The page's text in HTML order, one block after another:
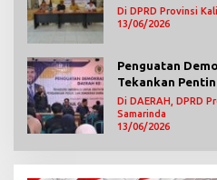
Mengawasi
Di DPRD Provinsi
13/06/2026
Penguatan
Tekankan
Di DAERAH, DPRD
Samarinda
13/06/2026